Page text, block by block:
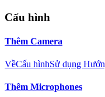
Cấu hình
Thêm Camera
VềCấu hìnhSử dụng
Thêm Microphones